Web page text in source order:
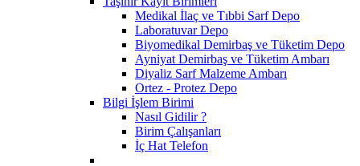
Medikal İlaç ve Tıbbi Sarf Depo
Laboratuvar Depo
Biyomedikal Demirbaş ve Tüketim Depo
Ayniyat Demirbaş ve Tüketim Ambarı
Diyaliz Sarf Malzeme Ambarı
Ortez - Protez Depo
Bilgi İşlem Birimi
Nasıl Gidilir ?
Birim Çalışanları
İç Hat Telefon